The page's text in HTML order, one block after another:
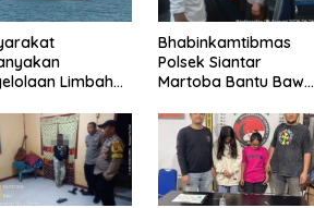
Limbah
Hijau Mega
Berikan
Resmi
Bhabinkamtibmas
Polsek Siantar
Martoba Bantu Bawa
Rehabilitasi